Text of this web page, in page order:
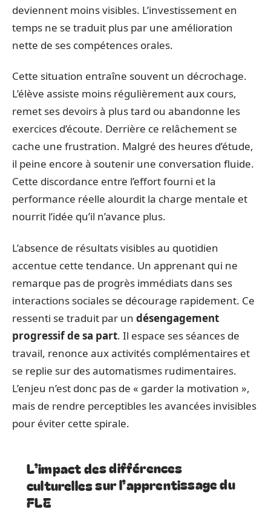
deviennent moins visibles. L’investissement en
temps ne se traduit plus par une amélioration
nette de ses compétences orales.
Cette situation entraîne souvent un décrochage.
L’élève assiste moins régulièrement aux cours,
remet ses devoirs à plus tard ou abandonne les
exercices d’écoute. Derrière ce relâchement se
cache une frustration. Malgré des heures d’étude,
il peine encore à soutenir une conversation fluide.
Cette discordance entre l’effort fourni et la
performance réelle alourdit la charge mentale et
nourrit l’idée qu’il n’avance plus.
L’absence de résultats visibles au quotidien
accentue cette tendance. Un apprenant qui ne
remarque pas de progrès immédiats dans ses
interactions sociales se décourage rapidement. Ce
ressenti se traduit par un désengagement
progressif de sa part. Il espace ses séances de
travail, renonce aux activités complémentaires et
se replie sur des automatismes rudimentaires.
L’enjeu n’est donc pas de « garder la motivation »,
mais de rendre perceptibles les avancées invisibles
pour éviter cette spirale.
L’impact des différences
culturelles sur l’apprentissage du
FLE